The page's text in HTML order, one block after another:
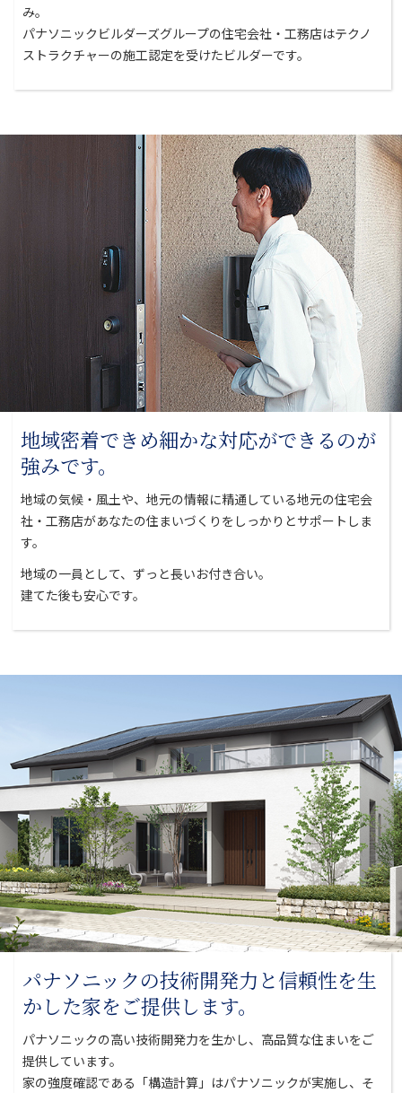
み。
パナソニックビルダーズグループの住宅会社・工務店はテクノ
ストラクチャーの施工認定を受けたビルダーです。
地域密着できめ細かな対応ができるのが
強みです。
地域の気候・風土や、地元の情報に精通している地元の住宅会
社・工務店があなたの住まいづくりをしっかりとサポートしま
す。
地域の一員として、ずっと長いお付き合い。
建てた後も安心です。
パナソニックの技術開発力と信頼性を生
かした家をご提供します。
パナソニックの高い技術開発力を生かし、高品質な住まいをご
提供しています。
家の強度確認である「構造計算」はパナソニックが実施し、そ